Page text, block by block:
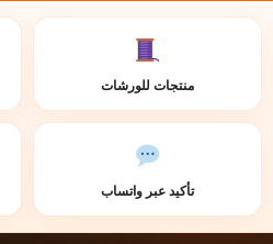
منتجات للورشات
تأكيد عبر واتساب